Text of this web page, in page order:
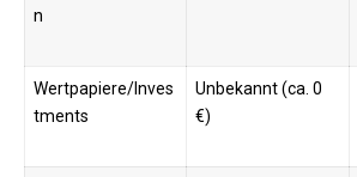
n
Wertpapiere/Inves
tments
Unbekannt (ca. 0
€)